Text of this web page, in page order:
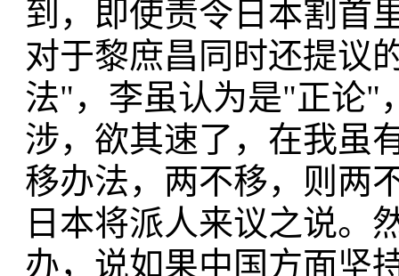
到，即使责令日本割首
对于黎庶昌同时还提议
法"，李虽认为是"正论"
涉，欲其速了，在我虽
移办法，两不移，则两
日本将派人来议之说。
办，说如果中国方面坚